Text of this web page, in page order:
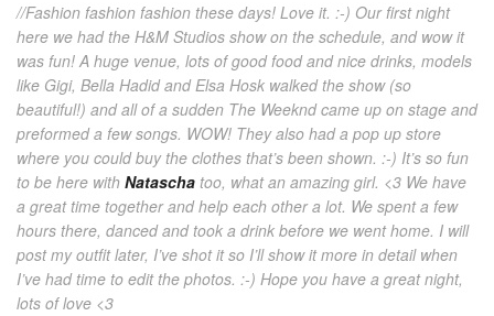
//Fashion fashion fashion these days! Love it. :-) Our first night
here we had the H&M Studios show on the schedule, and wow it
was fun! A huge venue, lots of good food and nice drinks, models
like Gigi, Bella Hadid and Elsa Hosk walked the show (so
beautiful!) and all of a sudden The Weeknd came up on stage and
preformed a few songs. WOW! They also had a pop up store
where you could buy the clothes that’s been shown. :-) It’s so fun
to be here with Natascha too, what an amazing girl. <3 We have
a great time together and help each other a lot. We spent a few
hours there, danced and took a drink before we went home. I will
post my outfit later, I’ve shot it so I’ll show it more in detail when
I’ve had time to edit the photos. :-) Hope you have a great night,
lots of love <3